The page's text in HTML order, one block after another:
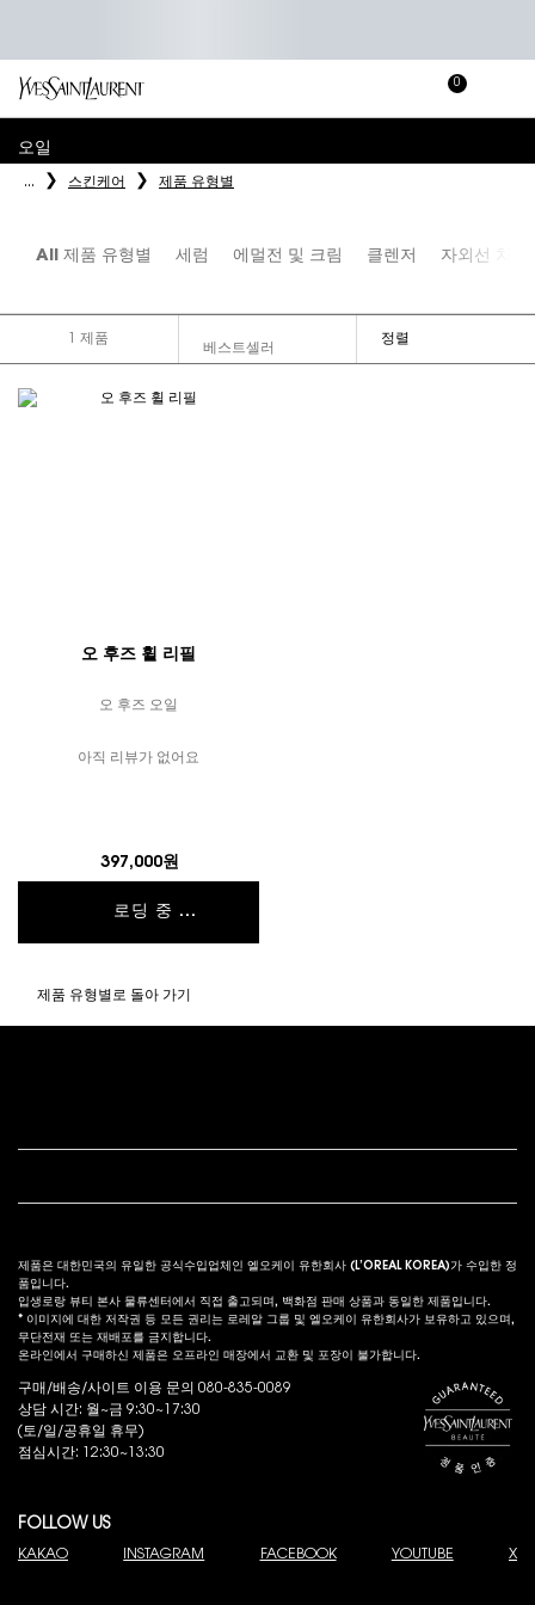
바
0
오일
... 스킨케어 제품 유형별
All 제품 유형별 세럼 에멀전 및 크림 클렌저 자외선 차단
1 제품 정렬
FILTER MENU
오 후즈 휠 리필
오 후즈 오일
아직 리뷰가 없어요
397,000원
로딩 중 ...
제품 유형별로 돌아 가기
제품은 대한민국의 유일한 공식수입업체인 엘오케이 유한회사 (L’OREAL KOREA)가 수입한 정
품입니다.
입생로랑 뷰티 본사 물류센터에서 직접 출고되며, 백화점 판매 상품과 동일한 제품입니다.
* 이미지에 대한 저작권 등 모든 권리는 로레알 그룹 및 엘오케이 유한회사가 보유하고 있으며,
무단전재 또는 재배포를 금지합니다.
온라인에서 구매하신 제품은 오프라인 매장에서 교환 및 포장이 불가합니다.
구매/배송/사이트 이용 문의 080-835-0089
상담 시간: 월~금 9:30~17:30
(토/일/공휴일 휴무)
점심시간: 12:30~13:30
FOLLOW US
KAKAO INSTAGRAM FACEBOOK YOUTUBE X